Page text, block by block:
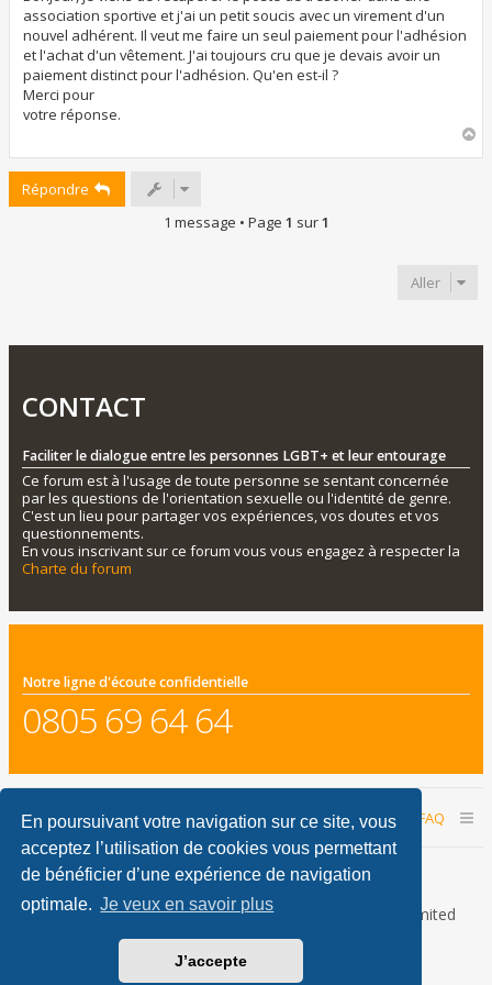
En poursuivant votre navigation sur ce site, vous
acceptez l’utilisation de cookies vous permettant
de bénéficier d’une expérience de navigation
optimale. Je veux en savoir plus
J’accepte
a
g
e
association sportive et j'ai un petit soucis avec un virement d'un
nouvel adhérent. Il veut me faire un seul paiement pour l'adhésion
et l'achat d'un vêtement. J'ai toujours cru que je devais avoir un
paiement distinct pour l'adhésion. Qu'en est-il ?
Merci pour
votre réponse.
Répondre
1 message • Page 1 sur1
Aller
CONTACT
Faciliter le dialogue entre les personnes LGBT+ et leur entourage
Ce forum est à l'usage de toute personne se sentant concernée
par les questions de l'orientation sexuelle ou l'identité de genre.
C'est un lieu pour partager vos expériences, vos doutes et vos
questionnements.
En vous inscrivant sur ce forum vous vous engagez à respecter la
Charte du forum
Notre ligne d'écoute confidentielle
0805 69 64 64
Accueil du forum FAQ
Nous contacter
Nous sommes le 07 août 2026 02:55
Développé parphpBB® Forum Software © phpBB Limited
Traduction française officielle
phpBB Metro Theme by